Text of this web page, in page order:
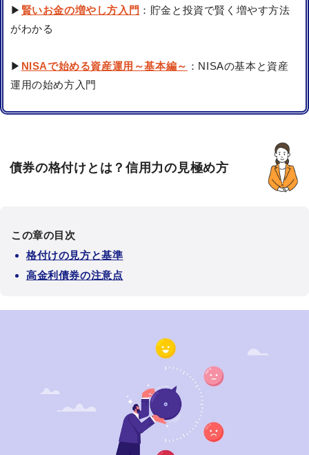
▶ 賢いお金の増やし方入門 ：貯金と投資で賢く増やす方法
がわかる
▶ NISAで始める資産運用～基本編～ ：NISAの基本と資産
運用の始め方入門
債券の格付けとは？信用力の見極め方
この章の目次
格付けの見方と基準
高金利債券の注意点